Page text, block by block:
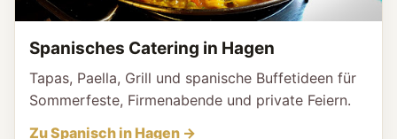
Spanisches Catering in Hagen
Tapas, Paella, Grill und spanische Buffetideen für
Sommerfeste, Firmenabende und private Feiern.
Zu Spanisch in Hagen →